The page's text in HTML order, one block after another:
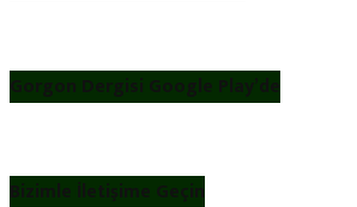
Gorgon Dergisi Google Play’de
Bizimle İletişime Geçin